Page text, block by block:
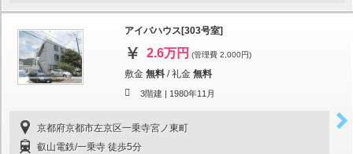
アイバハウス[303号室]
2.6万円 (管理費 2,000円)
敷金 無料 /礼金 無料
3階建 | 1980年11月
京都府京都市左京区一乗寺宮ノ東町
叡山電鉄/一乗寺 徒歩5分